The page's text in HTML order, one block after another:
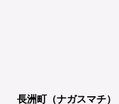
長洲町（ナガスマチ）